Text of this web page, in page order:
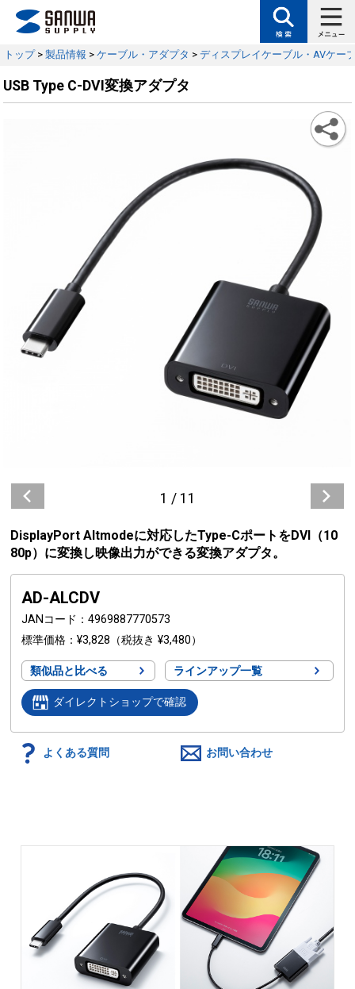
トップ> 製品情報 > ケーブル・アダプタ > ディスプレイケーブル・AVケー
USB Type C-DVI変換アダプタ
1 / 11
DisplayPort Altmodeに対応したType-CポートをDVI（10
80p）に変換し映像出力ができる変換アダプタ。
AD-ALCDV
JANコード
4969887770573
標準価格
¥3,828 （税抜き ¥3,480）
類似品と比べる ラインアップ一覧
ダイレクトショップで確認
よくある質問 お問い合わせ